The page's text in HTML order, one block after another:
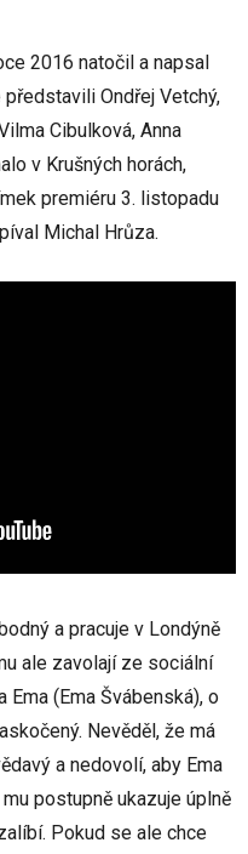
2016 natočil a napsal
Ondřej Vetchý,
Cibulková, Anna
v Krušných horách,
premiéru 3. listopadu
Michal Hrůza.
a pracuje v Londýně
ale zavolají ze sociální
(Ema Švábenská), o
Nevěděl, že má
a nedovolí, aby Ema
postupně ukazuje úplně
Pokud se ale chce